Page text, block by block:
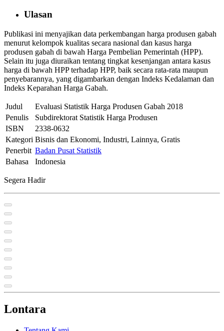
Ulasan
Publikasi ini menyajikan data perkembangan harga produsen gabah
menurut kelompok kualitas secara nasional dan kasus harga
produsen gabah di bawah Harga Pembelian Pemerintah (HPP).
Selain itu juga diuraikan tentang tingkat kesenjangan antara kasus
harga di bawah HPP terhadap HPP, baik secara rata-rata maupun
penyebarannya, yang digambarkan dengan Indeks Kedalaman dan
Indeks Keparahan Harga Gabah.
Judul
Evaluasi Statistik Harga Produsen Gabah 2018
Penulis
Subdirektorat Statistik Harga Produsen
ISBN
2338-0632
Kategori Bisnis dan Ekonomi, Industri, Lainnya, Gratis
Penerbit Badan Pusat Statistik
Bahasa
Indonesia
Segera Hadir
Lontara